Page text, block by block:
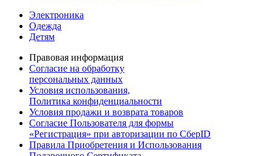
Электроника
Одежда
Детям
Правовая информация
Согласие на обработку
персональных данных
Условия использования,
Политика конфиденциальности
Условия продажи и возврата товаров
Согласие Пользователя для формы
«Регистрация» при авторизации по СберID
Правила Приобретения и Использования